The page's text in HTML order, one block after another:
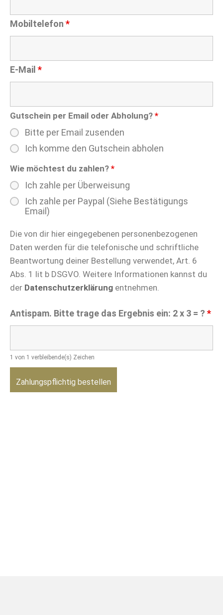
Mobiltelefon *
E-Mail *
Gutschein per Email oder Abholung? *
Bitte per Email zusenden
Ich komme den Gutschein abholen
Wie möchtest du zahlen? *
Ich zahle per Überweisung
Ich zahle per Paypal (Siehe Bestätigungs
Email)
Die von dir hier eingegebenen personenbezogenen
Daten werden für die telefonische und schriftliche
Beantwortung deiner Bestellung verwendet, Art. 6
Abs. 1 lit b DSGVO. Weitere Informationen kannst du
der Datenschutzerklärung entnehmen.
Antispam. Bitte trage das Ergebnis ein: 2 x 3 = ? *
1 von 1 verbleibende(s) Zeichen